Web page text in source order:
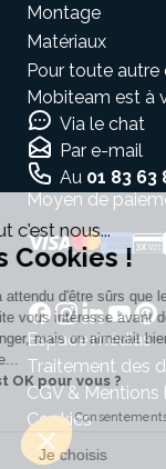
Montage
Matériaux
Pour toute autre
Mobiteam est à
Via le chat
Par e-mail
Au 01 83 63
Moyen de
Espace médias
Traitement des
CGV & Mentions
Cookies
Salut c'est nous...
les
On a attendu d'être
ce site vous intéresse
déranger, mais on
visite...
C'est OK pour vous ?
Je choisis